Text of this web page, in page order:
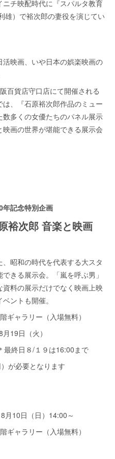
チ映配時代に『スパルタ教育
雄）で裕次郎の妻役を演じてい
映画、いや日本の娯楽映画の
百貨店守口店にて開催される
、『石原裕次郎作品のミュー
多くの女優たちのパネル展示
画の世界が堪能できる展示会
年記念特別企画
裕次郎 音楽と映画
昭和の時代を代表する大スタ
きる展示会。「嵐を呼ぶ男」
料の展示だけでなく映画上映
ントも開催。
ギャラリー（入場無料）
19日（火）
終日８/１９は16:00まで
が必要となります
月10日（日）14:00～
ギャラリー（入場無料）